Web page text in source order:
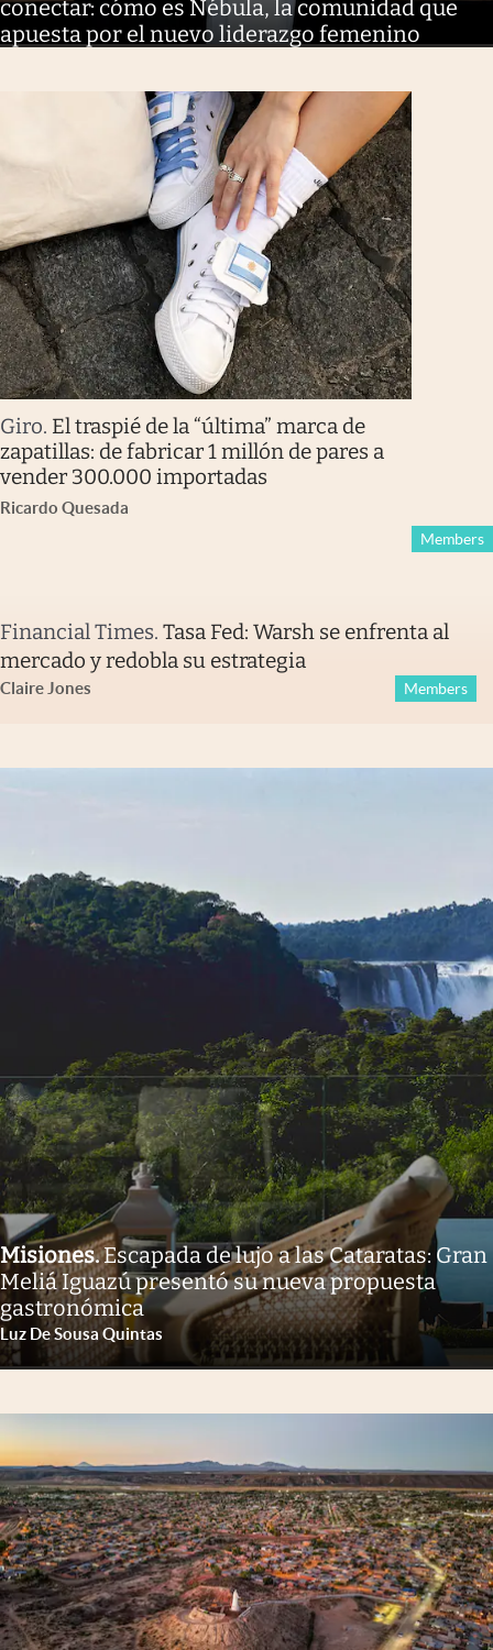
conectar: cómo es Nébula, la comunidad que
apuesta por el nuevo liderazgo femenino
Giro. El traspié de la “última” marca de
zapatillas: de fabricar 1 millón de pares a
vender 300.000 importadas
Ricardo Quesada
Members
Financial Times. Tasa Fed: Warsh se enfrenta al
mercado y redobla su estrategia
Claire Jones Members
Misiones.Escapada de lujo a las Cataratas: Gran
Meliá Iguazú presentó su nueva propuesta
gastronómica
Luz De Sousa Quintas